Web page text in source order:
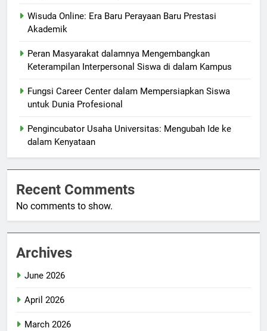
Wisuda Online: Era Baru Perayaan Baru Prestasi
Akademik
Peran Masyarakat dalamnya Mengembangkan
Keterampilan Interpersonal Siswa di dalam Kampus
Fungsi Career Center dalam Mempersiapkan Siswa
untuk Dunia Profesional
Pengincubator Usaha Universitas: Mengubah Ide ke
dalam Kenyataan
Recent Comments
No comments to show.
Archives
June 2026
April 2026
March 2026